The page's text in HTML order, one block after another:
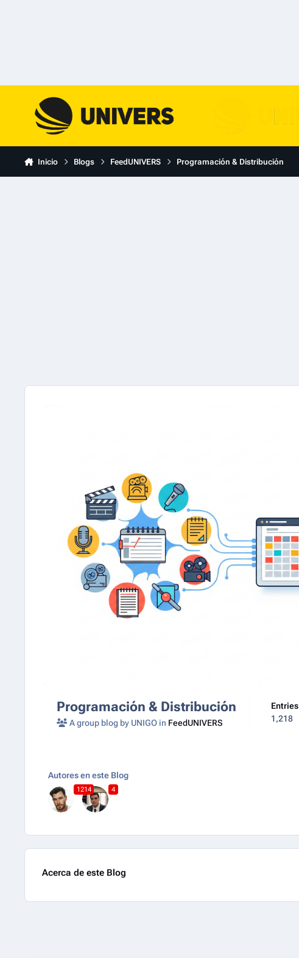
Inicio Blogs FeedUNIVERS Programación & Distribución
Programación & Distribución
A group blog by UNIGO in FeedUNIVERS
Entries
1,218
Autores en este Blog
1214 4
Acerca de este Blog